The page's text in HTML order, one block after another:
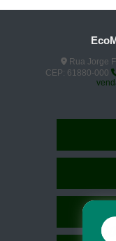
Rua Jorge
CEP: 61880-000